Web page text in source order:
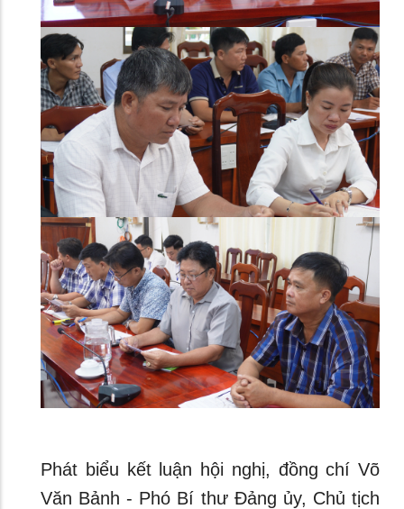
Phát biểu kết luận hội nghị, đồng chí Võ
Văn Bảnh - Phó Bí thư Đảng ủy, Chủ tịch